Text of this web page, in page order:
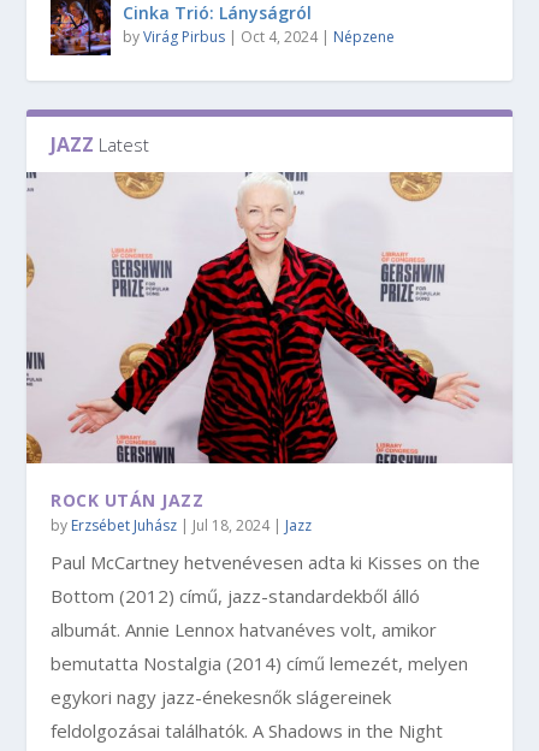
Cinka Trió: Lányságról
byVirág Pirbus Oct 4, 2024| Népzene
JAZZ Latest
ROCK UTÁN JAZZ
by Erzsébet Juhász | Jul 18, 2024| Jazz
Paul McCartney hetvenévesen adta ki Kisses on the
Bottom (2012) című, jazz-standardekből álló
albumát. Annie Lennox hatvanéves volt, amikor
bemutatta Nostalgia (2014) című lemezét, melyen
egykori nagy jazz-énekesnők slágereinek
feldolgozásai találhatók. A Shadows in the Night